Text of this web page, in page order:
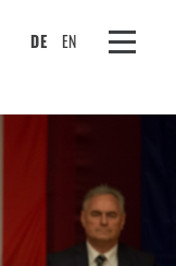
DE EN